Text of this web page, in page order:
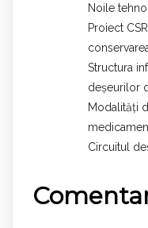
Noile
Proiect
Structura
deșeurilor
Modalități
Circuitul